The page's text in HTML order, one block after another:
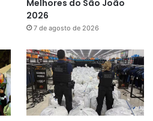
Melhores do São João
2026
7 de agosto de 2026